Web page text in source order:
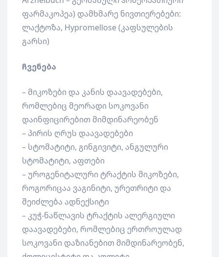
ფარმაკოპეა) დამხმარე ნივთიერებები:
ლაქტოზა, Hypromellose (კაფსულების
გარსი)
ჩვენება
– მიკოზები და კანის დაავადებები,
რომლებიც მეორადი სოკოვანი
დაინფიცირებით მიმდინარეობენ
– პირის ღრუს დაავადებები
– სტომატიტი, გინგივიტი, ანგულური
სტომატიტი, აფთები
– უროგენიტალური ტრაქტის მიკოზები,
როგორიცაა ვაგინიტი, ურეთრიტი და
შეიძლება ადნექსიტი
– კუჭ-ნაწლავის ტრაქტის ალერგიული
დაავადებები, რომლებიც ერთროულად
სოკოვანი დაზიანებით მიმდინარეობენ,